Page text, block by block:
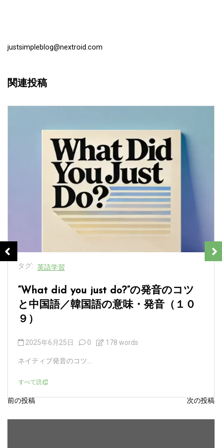
justsimpleblog@nextroid.com
関連投稿
タグ: 英語学習
“What did you just do?”の発音のコツ
と中国語／韓国語の意味・発音（１０
９）
2025年6月25日 0 178 words
ネイティブ発音のコツ...
すべて読む
投
稿
前の投稿 次の投稿